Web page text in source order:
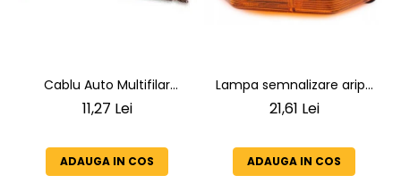
Cablu Auto Multifilar
7x1,5mm² - Rezistent și
11,27 Lei
ADAUGA IN COS
Lampa semnalizare aripa
VW LT 2 05.1996-12.2005 ;
1996-2002; Unimog 1949-;
Neoplan Euroliner,
21,61 Lei
ADAUGA IN COS